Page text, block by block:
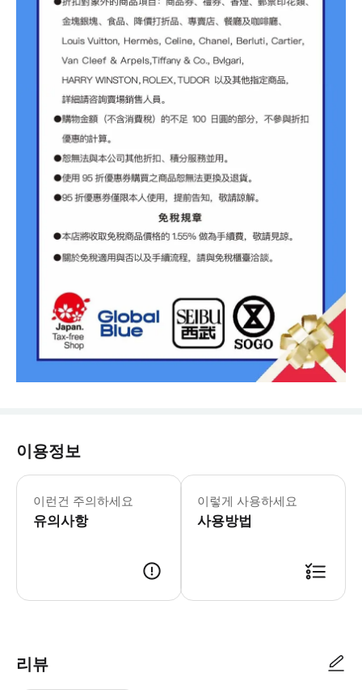
이용정보
이런건 주의하세요
유의사항
이렇게 사용하세요
사용방법
리뷰